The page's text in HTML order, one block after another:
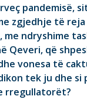
pandemisë,
zgjedhje të
me ndryshime
Qeveri, që
vonesa të
tek ju dhe si
rregullatorët?